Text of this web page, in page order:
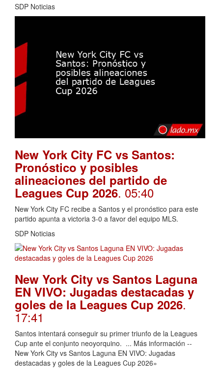
SDP Noticias
New York City FC vs Santos:
Pronóstico y posibles
alineaciones del partido de
Leagues Cup 2026. 05:40
New York City FC recibe a Santos y el pronóstico para este
partido apunta a victoria 3-0 a favor del equipo MLS.
SDP Noticias
New York City vs Santos Laguna
EN VIVO: Jugadas destacadas y
goles de la Leagues Cup 2026.
17:41
Santos intentará conseguir su primer triunfo de la Leagues
Cup ante el conjunto neoyorquino. ... Más información --
New York City vs Santos Laguna EN VIVO: Jugadas
destacadas y goles de la Leagues Cup 2026»